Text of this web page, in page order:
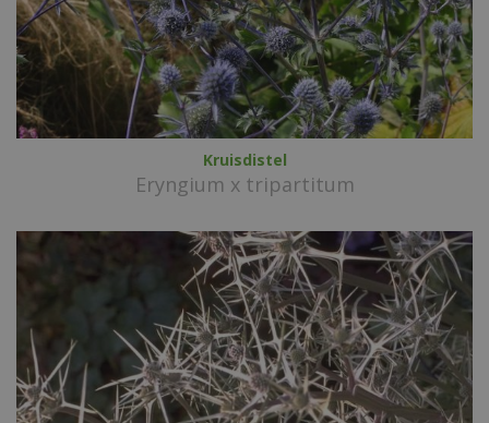
Kruisdistel
Eryngium x tripartitum